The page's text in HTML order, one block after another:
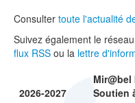
avancée
EN
ES
Consulter toute l'actualité
Suivez également le
flux RSS ou la lettre
2026-2027
Soutien